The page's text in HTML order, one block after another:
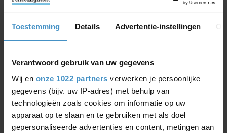
Toestemming Details Advertentie-instellingen
Verantwoord gebruik van uw gegevens
Wij en onze 1022 partners verwerken je persoonlijke
gegevens (bijv. uw IP-adres) met behulp van
technologieën zoals cookies om informatie op uw
apparaat op te slaan en te gebruiken met als doel
gepersonaliseerde advertenties en content, metingen aan
OSRAM
warm white 2-pack
€16,45
€9,95
LUCIDE
LED filament lamp E14
Dimmable amber
LUCIDE
LED Bulb - Filament lamp - Ø
4,5 cm - LED Dim. - E14 - 1x3W
2200K - Amber
€8,45
€7,18